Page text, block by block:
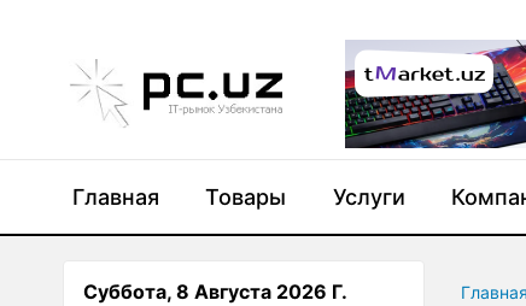
Главная Товары Услуги
Главная
Суббота, 8 Августа 2026 Г.